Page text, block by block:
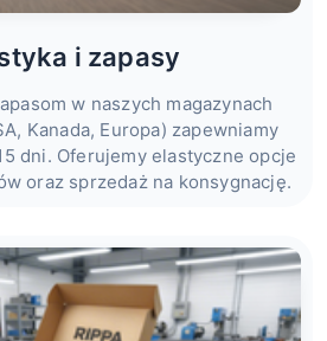
i zapasy
w naszych magazynach
Kanada, Europa) zapewniamy
dni. Oferujemy elastyczne opcje
oraz sprzedaż na konsygnację.